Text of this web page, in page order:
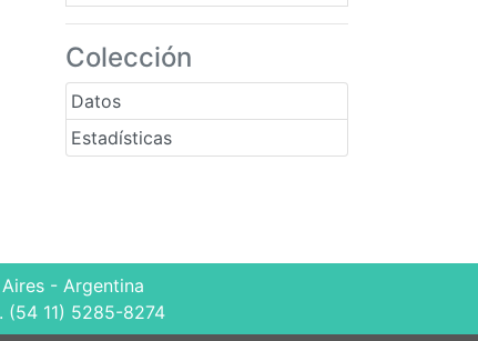
Colección
Datos
Estadísticas
- Argentina
(54 11) 5285-8274